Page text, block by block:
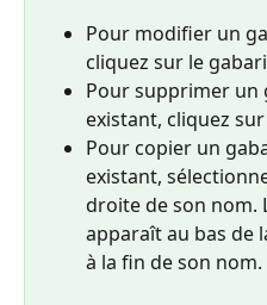
Pour modifier un
cliquez sur le
Pour supprimer un
existant, cliquez sur
Pour copier un
existant,
droite de son nom.
apparaît au bas de
à la fin de son nom.